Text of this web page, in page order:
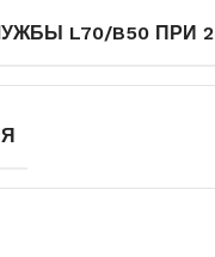
L70/B50 ПРИ